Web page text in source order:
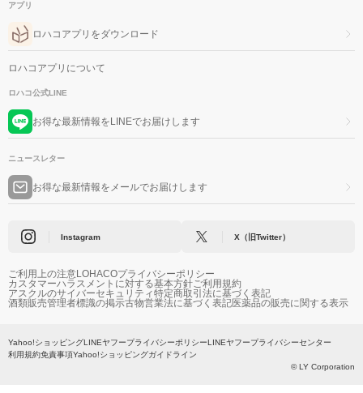
アプリ
ロハコアプリをダウンロード
ロハコアプリについて
ロハコ公式LINE
お得な最新情報をLINEでお届けします
ニュースレター
お得な最新情報をメールでお届けします
Instagram X（旧Twitter）
ご利用上の注意LOHACOプライバシーポリシー
カスタマーハラスメントに対する基本方針ご利用規約
アスクルのサイバーセキュリティ特定商取引法に基づく表記
酒類販売管理者標識の掲示古物営業法に基づく表記医薬品の販売に関する表示
Yahoo!ショッピングLINEヤフープライバシーポリシーLINEヤフープライバシーセンター
利用規約免責事項Yahoo!ショッピングガイドライン
© LY Corporation